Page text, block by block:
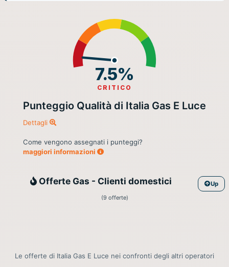
7.5%
CRITICO
Punteggio Qualità di Italia Gas E Luce
Dettagli
Come vengono assegnati i punteggi?
maggiori informazioni
Gas
Offerte Gas - Clienti domestici
Up
(9 offerte)
Le offerte di Italia Gas E Luce nei confronti degli altri operatori